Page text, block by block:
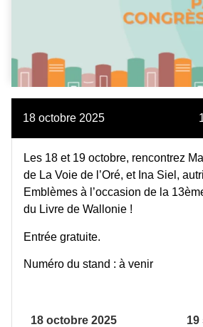
18 octobre 2025
Les 18 et 19 octobre, rencontrez
de La Voie de l’Oré, et Ina Siel,
Emblèmes à l’occasion de la
du Livre de Wallonie !
Entrée gratuite.
Numéro du stand : à venir
18 octobre 2025
19